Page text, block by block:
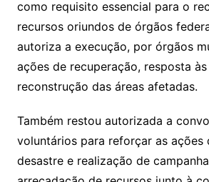
como requisito essencial para o
recursos oriundos de órgãos
autoriza a execução, por órgãos
ações de recuperação, resposta
reconstrução das áreas afetadas.
Também restou autorizada a
voluntários para reforçar as ações
desastre e realização de